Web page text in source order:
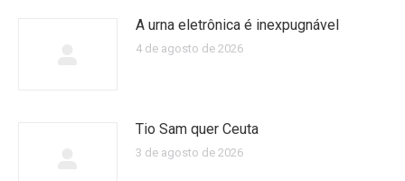
A urna eletrônica é inexpugnável
4 de agosto de 2026
Tio Sam quer Ceuta
3 de agosto de 2026